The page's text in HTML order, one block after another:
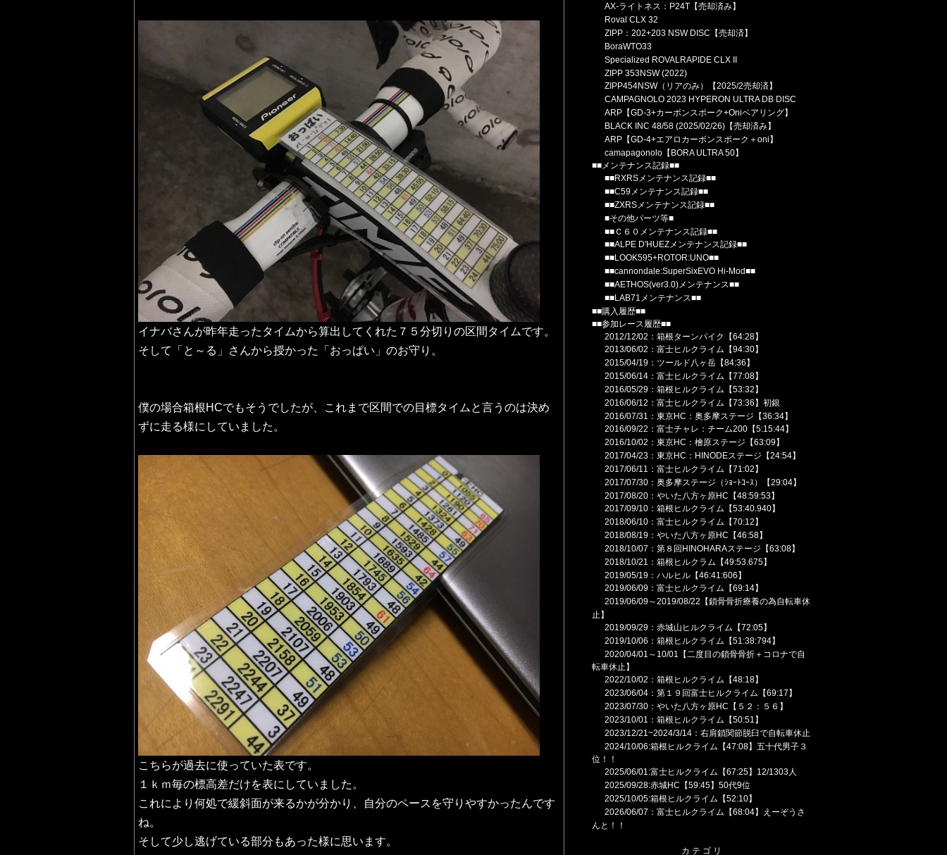
イナバさんが昨年走ったタイムから算出してくれた７５分切りの区間タイムです。
そして「と～る」さんから授かった「おっぱい」のお守り。
僕の場合箱根HCでもそうでしたが、これまで区間での目標タイムと言うのは決め
ずに走る様にしていました。
こちらが過去に使っていた表です。
１ｋｍ毎の標高差だけを表にしていました。
これにより何処で緩斜面が来るかが分かり、自分のペースを守りやすかったんです
ね。
そして少し逃げている部分もあった様に思います。
AX-ライトネス：P24T【売却済み】
Roval CLX 32
ZIPP：202+203 NSW DISC【売却済】
BoraWTO33
Specialized ROVALRAPIDE CLX II
ZIPP 353NSW (2022)
ZIPP454NSW（リアのみ）【2025/2売却済】
CAMPAGNOLO 2023 HYPERON ULTRA DB DISC
ARP【GD-3+カーボンスポーク+Oniベアリング】
BLACK INC 48/58 (2025/02/26)【売却済み】
ARP【GD-4+エアロカーボンスポーク＋oni】
camapagonolo【BORA ULTRA 50】
■■メンテナンス記録■■
■■RXRSメンテナンス記録■■
■■C59メンテナンス記録■■
■■ZXRSメンテナンス記録■■
■その他パーツ等■
■■Ｃ６０メンテナンス記録■■
■■ALPE D'HUEZメンテナンス記録■■
■■LOOK595+ROTOR:UNO■■
■■cannondale:SuperSixEVO Hi-Mod■■
■■AETHOS(ver3.0)メンテナンス■■
■■LAB71メンテナンス■■
■■購入履歴■■
■■参加レース履歴■■
2012/12/02：箱根ターンパイク【64:28】
2013/06/02：富士ヒルクライム【94:30】
2015/04/19：ツールド八ヶ岳【84:36】
2015/06/14：富士ヒルクライム【77:08】
2016/05/29：箱根ヒルクライム【53:32】
2016/06/12：富士ヒルクライム【73:36】初銀
2016/07/31：東京HC：奥多摩ステージ【36:34】
2016/09/22：富士チャレ：チーム200【5:15:44】
2016/10/02：東京HC：檜原ステージ【63:09】
2017/04/23：東京HC：HINODEステージ【24:54】
2017/06/11：富士ヒルクライム【71:02】
2017/07/30：奥多摩ステージ（ｼｮｰﾄｺｰｽ）【29:04】
2017/08/20：やいた八方ヶ原HC【48:59:53】
2017/09/10：箱根ヒルクライム【53:40.940】
2018/06/10：富士ヒルクライム【70:12】
2018/08/19：やいた八方ヶ原HC【46:58】
2018/10/07：第８回HINOHARAステージ【63:08】
2018/10/21：箱根ヒルクラム【49:53.675】
2019/05/19：ハルヒル【46:41:606】
2019/06/09：富士ヒルクライム【69:14】
2019/06/09～2019/08/22【鎖骨骨折療養の為自転車休
止】
2019/09/29：赤城山ヒルクライム【72:05】
2019/10/06：箱根ヒルクライム【51:38:794】
2020/04/01～10/01【二度目の鎖骨骨折＋コロナで自
転車休止】
2022/10/02：箱根ヒルクライム【48:18】
2023/06/04：第１９回富士ヒルクライム【69:17】
2023/07/30：やいた八方ヶ原HC【５２：５６】
2023/10/01：箱根ヒルクライム【50:51】
2023/12/21~2024/3/14：右肩鎖関節脱臼で自転車休止
2024/10/06:箱根ヒルクライム【47:08】五十代男子３
位！！
2025/06/01:富士ヒルクライム【67:25】12/1303人
2025/09/28:赤城HC【59:45】50代9位
2025/10/05:箱根ヒルクライム【52:10】
2026/06/07：富士ヒルクライム【68:04】えーぞうさ
んと！！
カテゴリ